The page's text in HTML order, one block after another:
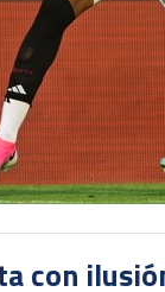
con